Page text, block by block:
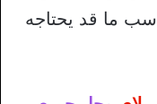
ما قد يحتاجه